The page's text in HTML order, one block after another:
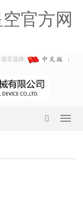
官方网
语言选择: